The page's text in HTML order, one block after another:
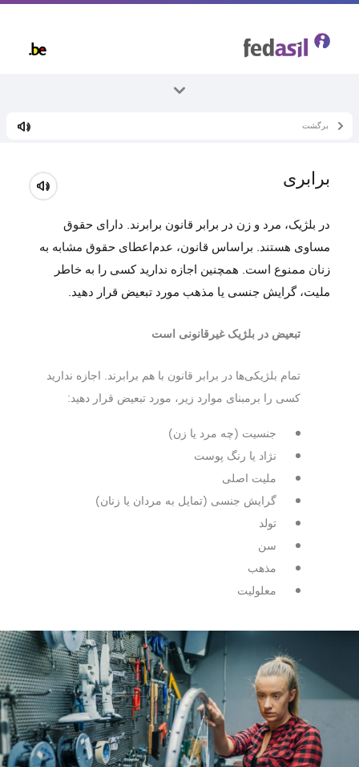
همه موضوعات
زندگی در کنار یکدیگر
برگشت
برابری
در بلژیک، مرد و زن در برابر قانون برابرند. دارای حقوق
مساوی هستند. براساس قانون، عدم‌اعطای حقوق مشابه به
زنان ممنوع است. همچنین اجازه ندارید کسی را به خاطر
ملیت، گرایش جنسی یا مذهب مورد تبعیض قرار دهید.
تبعیض در بلژیک غیرقانونی است
تمام بلژیکی‌ها در برابر قانون با هم برابرند. اجازه ندارید
کسی را برمبنای موارد زیر، مورد تبعیض قرار دهید:
جنسیت (چه مرد یا زن)
نژاد یا رنگ پوست
ملیت اصلی
گرایش جنسی (تمایل به مردان یا زنان)
تولد
سن
مذهب
معلولیت